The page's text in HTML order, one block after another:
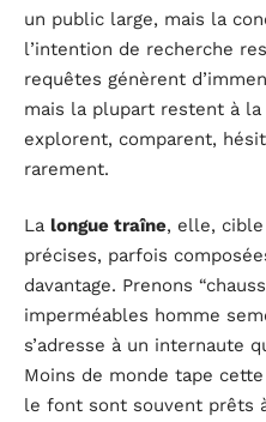
un public large, mais la
l’intention de recherche
requêtes génèrent
mais la plupart restent à
explorent, comparent,
rarement.
La longue traîne, elle,
précises, parfois
davantage. Prenons
imperméables homme
s’adresse à un internaute
Moins de monde tape
le font sont souvent prêts